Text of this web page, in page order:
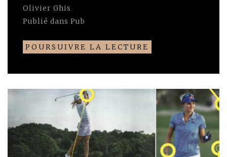
Olivier Ghis
Publié dans Pub
POURSUIVRE LA LECTURE